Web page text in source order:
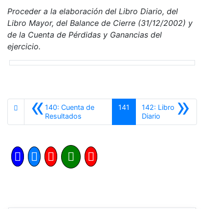
Proceder a la elaboración del Libro Diario, del
Libro Mayor, del Balance de Cierre (31/12/2002) y
de la Cuenta de Pérdidas y Ganancias del
ejercicio.
«140: Cuenta de
Resultados
141 »
142: Libro
DiarioSiguiente